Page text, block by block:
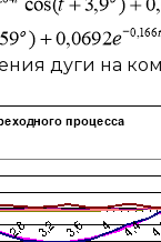
дуги на